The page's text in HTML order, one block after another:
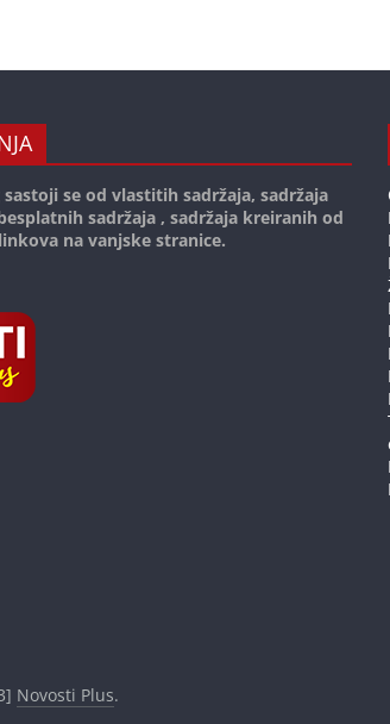
se od vlastitih sadržaja, sadržaja
sadržaja , sadržaja kreiranih od
na vanjske stranice.
Novosti Plus.